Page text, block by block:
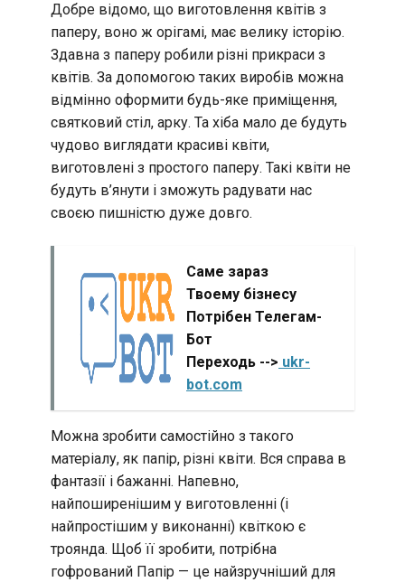
Добре відомо, що виготовлення квітів з
паперу, воно ж орігамі, має велику історію.
Здавна з паперу робили різні прикраси з
квітів. За допомогою таких виробів можна
відмінно оформити будь-яке приміщення,
святковий стіл, арку. Та хіба мало де будуть
чудово виглядати красиві квіти,
виготовлені з простого паперу. Такі квіти не
будуть в’янути і зможуть радувати нас
своєю пишністю дуже довго.
Саме зараз
Твоему бізнесу
Потрібен Телегам-
Бот
Переходь --> ukr-
bot.com
Можна зробити самостійно з такого
матеріалу, як папір, різні квіти. Вся справа в
фантазії і бажанні. Напевно,
найпоширенішим у виготовленні (і
найпростішим у виконанні) квіткою є
троянда. Щоб її зробити, потрібна
гофрований Папір — це найзручніший для